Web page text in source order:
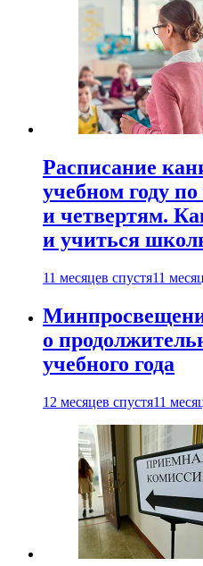
Расписание
учебном году
и четвертям.
и учиться
11 месяцев спустя11
о
учебного года
12 месяцев спустя11